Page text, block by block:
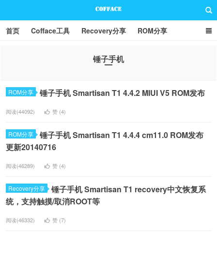
首页 Cofface工具 Recovery分享 ROM分享
锤子手机
ROM分享 锤子手机 Smartisan T1 4.4.2 MIUI V5 ROM发布
阅读(44092) 赞 (4)
ROM分享
锤子手机 Smartisan T1 4.4.4 cm11.0 ROM发布
更新20140716
阅读(46289) 赞 (4)
Recovery分享
锤子手机 Smartisan T1 recovery中文恢复系
统，支持触摸/取消ROOT等
阅读(46332) 赞 (7)